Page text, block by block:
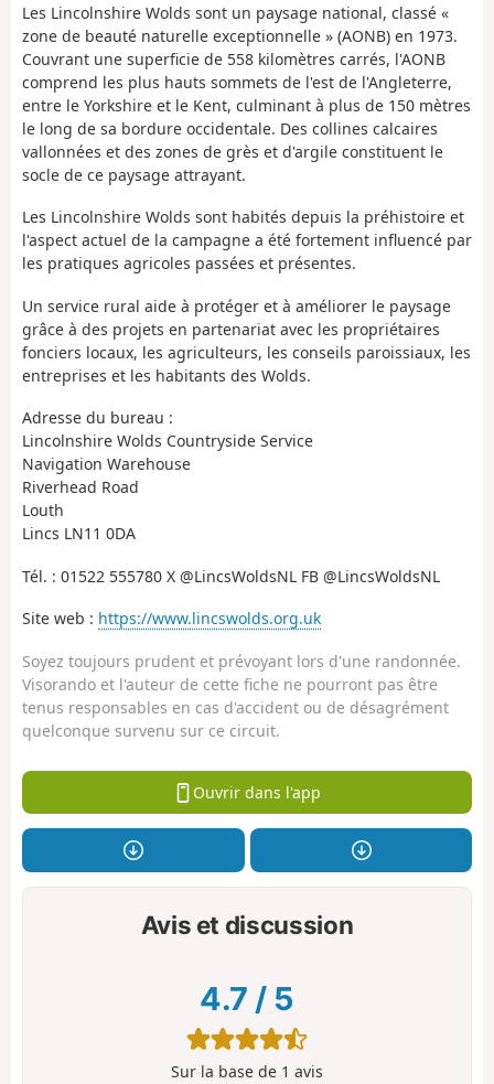
Les Lincolnshire Wolds sont un paysage national, classé «
zone de beauté naturelle exceptionnelle » (AONB) en 1973.
Couvrant une superficie de 558 kilomètres carrés, l'AONB
comprend les plus hauts sommets de l'est de l'Angleterre,
entre le Yorkshire et le Kent, culminant à plus de 150 mètres
le long de sa bordure occidentale. Des collines calcaires
vallonnées et des zones de grès et d'argile constituent le
socle de ce paysage attrayant.
Les Lincolnshire Wolds sont habités depuis la préhistoire et
l'aspect actuel de la campagne a été fortement influencé par
les pratiques agricoles passées et présentes.
Un service rural aide à protéger et à améliorer le paysage
grâce à des projets en partenariat avec les propriétaires
fonciers locaux, les agriculteurs, les conseils paroissiaux, les
entreprises et les habitants des Wolds.
Adresse du bureau :
Lincolnshire Wolds Countryside Service
Navigation Warehouse
Riverhead Road
Louth
Lincs LN11 0DA
Tél. : 01522 555780 X @LincsWoldsNL FB @LincsWoldsNL
Site web : https://www.lincswolds.org.uk
Soyez toujours prudent et prévoyant lors d'une randonnée.
Visorando et l'auteur de cette fiche ne pourront pas être
tenus responsables en cas d'accident ou de désagrément
quelconque survenu sur ce circuit.
Ouvrir dans l'app
Avis et discussion
4.7 / 5
Sur la base de 1 avis